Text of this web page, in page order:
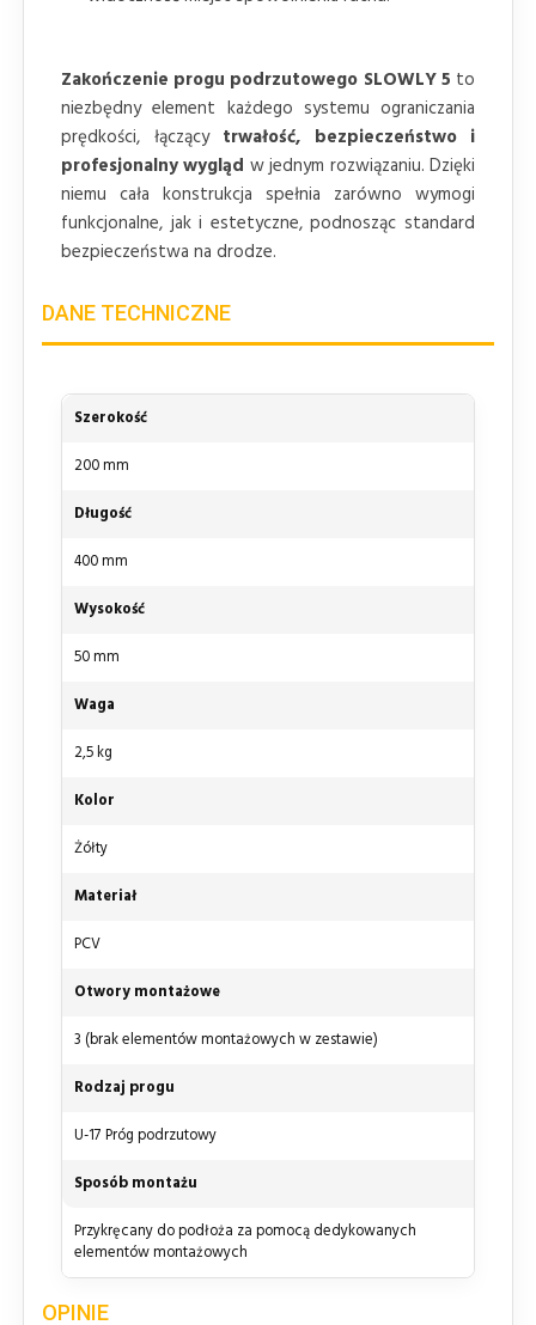
Zakończenie progu podrzutowego SLOWLY 5 to
niezbędny element każdego systemu ograniczania
prędkości, łączący trwałość, bezpieczeństwo i
profesjonalny wygląd w jednym rozwiązaniu. Dzięki
niemu cała konstrukcja spełnia zarówno wymogi
funkcjonalne, jak i estetyczne, podnosząc standard
bezpieczeństwa na drodze.
DANE TECHNICZNE
Szerokość
200 mm
Długość
400 mm
Wysokość
50 mm
Waga
2,5 kg
Kolor
Żółty
Materiał
PCV
Otwory montażowe
3 (brak elementów montażowych w zestawie)
Rodzaj progu
U-17 Próg podrzutowy
Sposób montażu
Przykręcany do podłoża za pomocą dedykowanych
elementów montażowych
OPINIE